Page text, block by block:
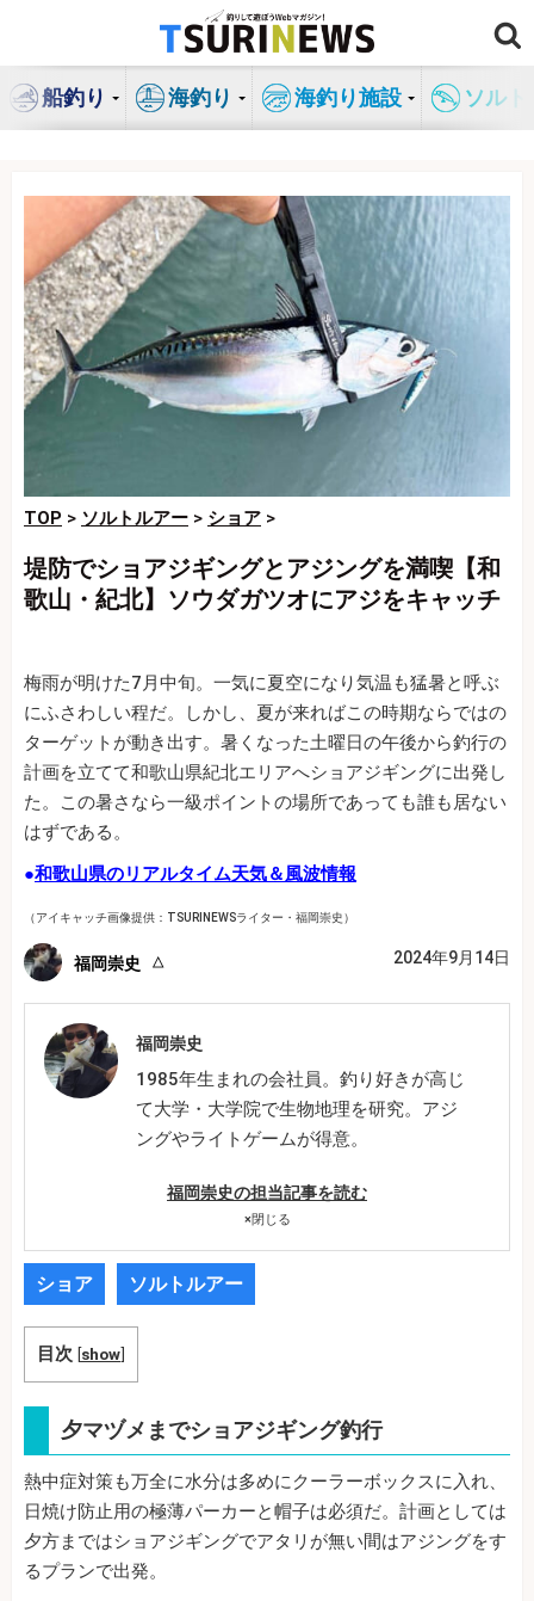
ン
船釣り 海釣り 海釣り施設 ソル
TOP > ソルトルアー > ショア >
堤防でショアジギングとアジングを満喫【和
歌山・紀北】ソウダガツオにアジをキャッチ
梅雨が明けた7月中旬。一気に夏空になり気温も猛暑と呼ぶ
にふさわしい程だ。しかし、夏が来ればこの時期ならではの
ターゲットが動き出す。暑くなった土曜日の午後から釣行の
計画を立てて和歌山県紀北エリアへショアジギングに出発し
た。この暑さなら一級ポイントの場所であっても誰も居ない
はずである。
●和歌山県のリアルタイム天気＆風波情報
（アイキャッチ画像提供：TSURINEWSライター・福岡崇史）
福岡崇史 2024年9月14日
福岡崇史
1985年生まれの会社員。釣り好きが高じ
て大学・大学院で生物地理を研究。アジ
ングやライトゲームが得意。
福岡崇史の担当記事を読む
×閉じる
ショア ソルトルアー
目次 [show]
夕マヅメまでショアジギング釣行
熱中症対策も万全に水分は多めにクーラーボックスに入れ、
日焼け防止用の極薄パーカーと帽子は必須だ。計画としては
夕方まではショアジギングでアタリが無い間はアジングをす
るプランで出発。